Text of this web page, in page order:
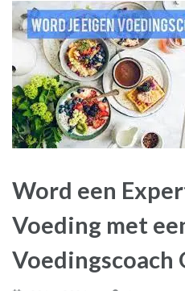
Word een
Voeding met
Voedingscoach